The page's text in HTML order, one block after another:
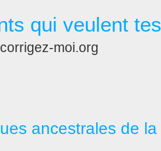
qui veulent
corrigez-moi.org
ancestrales de la